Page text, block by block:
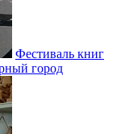
Фестиваль книг
город